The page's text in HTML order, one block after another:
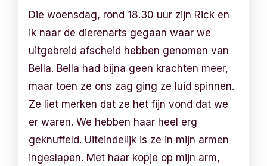
Die woensdag, rond 18.30 uur zijn Rick en
ik naar de dierenarts gegaan waar we
uitgebreid afscheid hebben genomen van
Bella. Bella had bijna geen krachten meer,
maar toen ze ons zag ging ze luid spinnen.
Ze liet merken dat ze het fijn vond dat we
er waren. We hebben haar heel erg
geknuffeld. Uiteindelijk is ze in mijn armen
ingeslapen. Met haar kopje op mijn arm,